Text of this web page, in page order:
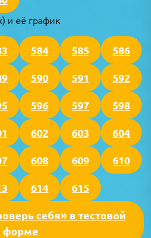
и её график
584 585 586
590 591 592
596 597 598
602 603 604
608 609 610
614 615
себя» в тестовой
форме